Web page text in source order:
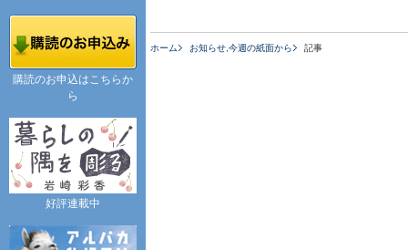
ホーム お知らせ 今週の紙面から 記事
購読のお申込はこちらか
ら
好評連載中